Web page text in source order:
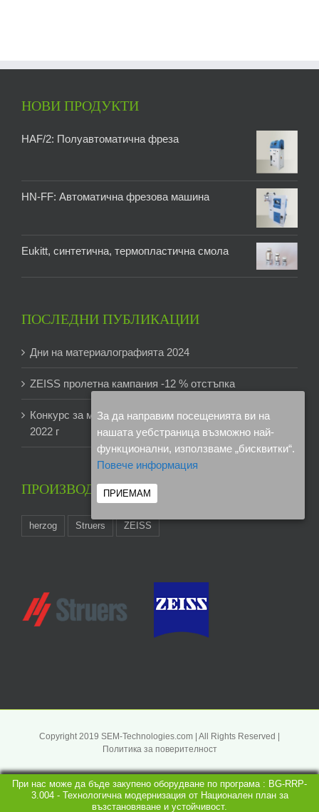
НОВИ ПРОДУКТИ
HAF/2: Полуавтоматична фреза
HN-FF: Автоматична фрезова машина
Eukitt, синтетична, термопластична смола
ПОСЛЕДНИ ПУБЛИКАЦИИ
Дни на материалографията 2024
ZEISS пролетна кампания -12 % отстъпка
Конкурс за микроскопски изображения на ZEISS
2022 г
ПРОИЗВОДИТЕЛИ
herzog Struers ZEISS
Copyright 2019 SEM-Technologies.com | All Rights Reserved |
Политика за поверителност
За да направим посещенията ви на
нашата уебстраница възможно най-
функционални, използваме „бисквитки“.
Повече информация
ПРИЕМАМ
При нас може да бъде закупено оборудване по програма : BG-RRP-
3.004 - Технологична модернизация от Национален план за
възстановяване и устойчивост.